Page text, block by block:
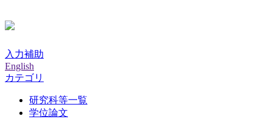
入力補助
English
カテゴリ
研究科等一覧
学位論文